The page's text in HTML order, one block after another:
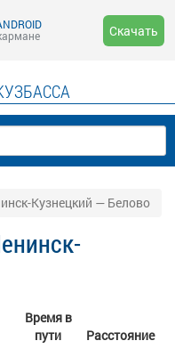
Скачать
Кузнецкий — Белово
Время в
пути
Расстояние